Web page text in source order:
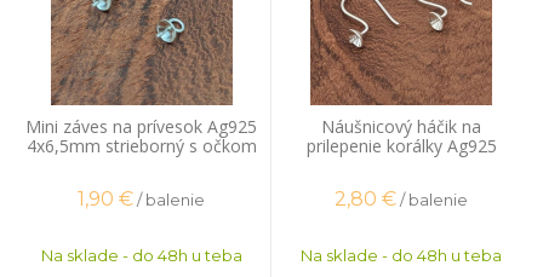
Mini záves na prívesok Ag925
4x6,5mm strieborný s očkom
1,90 €/ balenie
Na sklade - do 48h u teba
Náušnicový háčik na
prilepenie korálky Ag925
17x12mm strieborný 1 pár
2,80 €/ balenie
Na sklade - do 48h u teba